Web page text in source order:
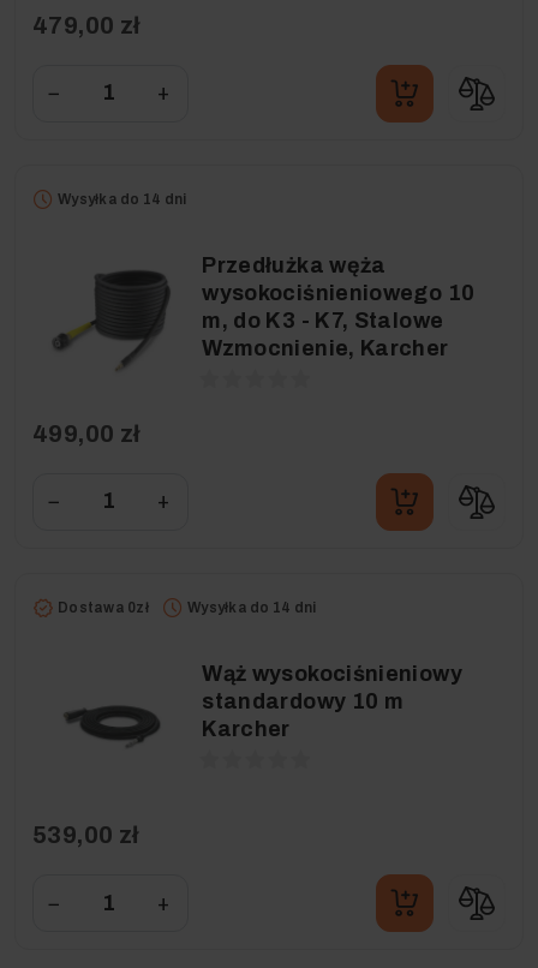
479,00 zł
− +
Wysyłka do 14 dni
Przedłużka węża
wysokociśnieniowego 10
m, do K3 - K7, Stalowe
Wzmocnienie, Karcher
499,00 zł
− +
Dostawa 0zł Wysyłka do 14 dni
Wąż wysokociśnieniowy
standardowy 10 m
Karcher
539,00 zł
− +